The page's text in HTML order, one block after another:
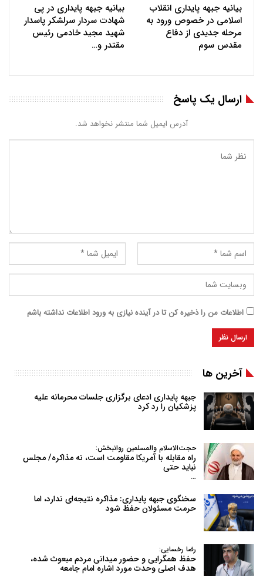
بیانیه جبهه پایداری انقلاب
اسلامی در خصوص ورود به
مرحله جدیدی از دفاع
مقدس سوم
بیانیه جبهه پایداری در پی
شهادت سردار سرلشکر پاسدار
شهید مجید خادمی رئیس
مقتدر و…
ارسال یک پاسخ
آدرس ایمیل شما منتشر نخواهد شد.
اطلاعات من را ذخیره کن تا در آینده نیازی به ورود اطلاعات نداشته باشم
آخرین ها
جبهه پایداری ادعای برگزاری جلسات محرمانه علیه
پزشکیان را رد کرد
حجت‌الاسلام والمسلمین روانبخش:
راه مقابله با آمریکا مقاومت است، نه مذاکره/ مجلس
نباید حتی
…
سخنگوی جبهه پایداری: مذاکره نتیجه‌ای ندارد، اما
حرمت مسئولان حفظ شود
رضا رخسایی:
حفظ همگرایی و حضور میدانی مردم مبعوث شده،
هدف اصلی وحدت مورد اشاره امام جامعه